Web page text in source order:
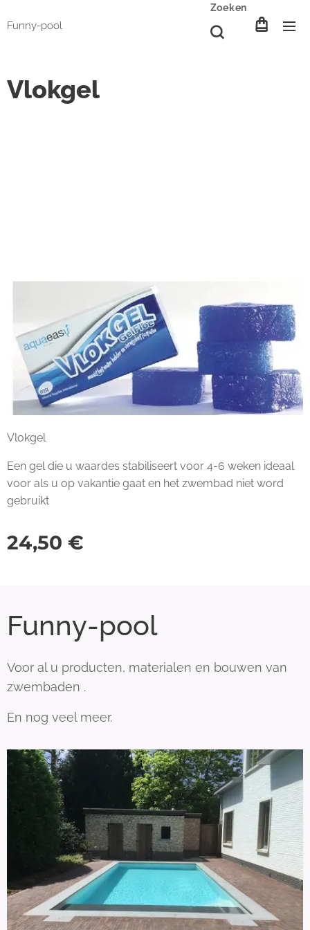
Funny-pool
Zoeken
Vlokgel
Vlokgel
Een gel die u waardes stabiliseert voor 4-6 weken ideaal
voor als u op vakantie gaat en het zwembad niet word
gebruikt
24,50 €
Funny-pool
Voor al u producten, materialen en bouwen van
zwembaden .
En nog veel meer.